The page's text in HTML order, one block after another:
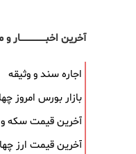
آخرین
اجاره سند و وثیقه
بازار بورس امروز چهارشنبه
آخرین قیمت سکه و طلا
آخرین قیمت ارز چهارشنبه